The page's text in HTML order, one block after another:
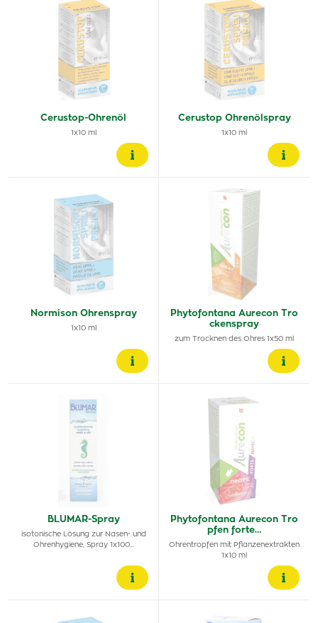
Cerustop-Ohrenöl
1x10 ml
Cerustop Ohrenölspray
1x10 ml
Normison Ohrenspray
1x10 ml
Phytofontana Aurecon Tro
ckenspray
zum Trocknen des Ohres 1x50 ml
BLUMAR-Spray
isotonische Lösung zur Nasen- und
Ohrenhygiene, Spray 1x100…
Phytofontana Aurecon Tro
pfen forte…
Ohrentropfen mit Pflanzenextrakten
1x10 ml